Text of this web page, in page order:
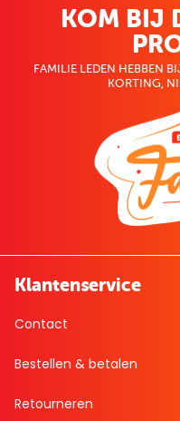
KOM BIJ
FAMILIE LEDEN HEBBEN
KORTING,
Klantenservice
Contact
Bestellen & betalen
Retourneren